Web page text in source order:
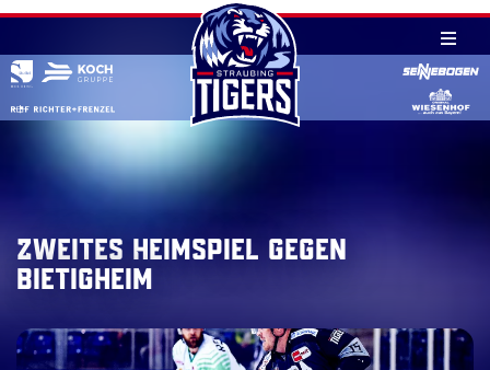
Skip
content
Zweites Heimspiel gegen
Bietigheim